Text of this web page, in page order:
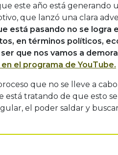
este año está generando
que lanzó una clara
está pasando no se logra
en términos políticos,
que nos vamos a
el programa de YouTube.
que no se lleve a
está tratando de que esto
el poder saldar y